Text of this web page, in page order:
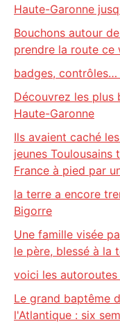
Haute-Garonne
Bouchons autour
prendre la route ce
badges,
Découvrez les plus
Haute-Garonne
Ils avaient caché
jeunes Toulousains
France à pied par
la terre a encore
Bigorre
Une famille visée
le père, blessé à la
voici les
Le grand baptême
l'Atlantique : six